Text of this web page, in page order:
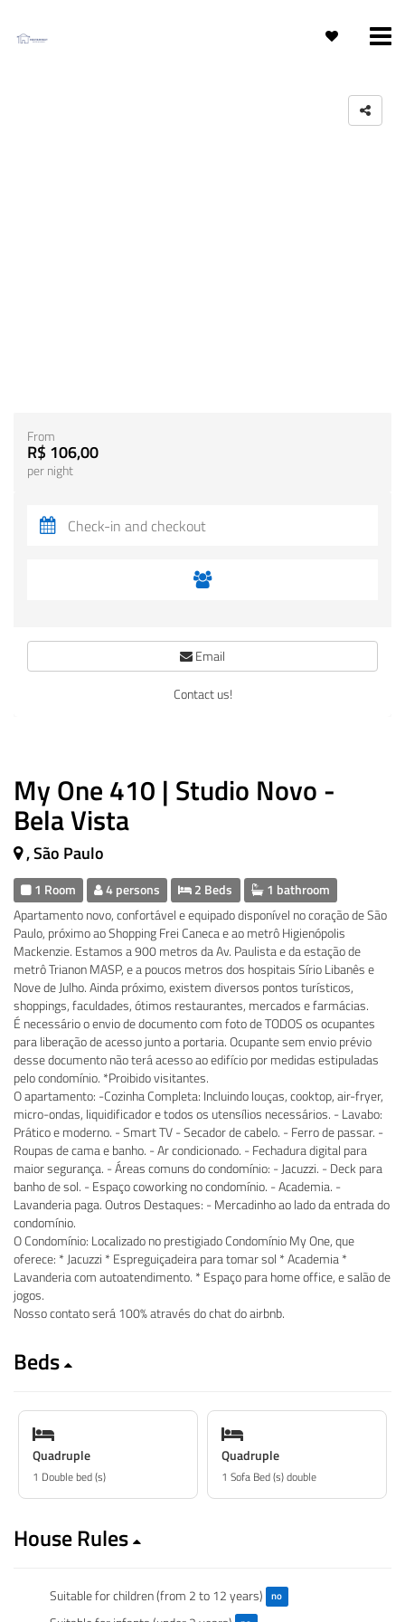
My One 410 | Studio Novo -
Bela Vista
, São Paulo
1 Room 4 persons 2 Beds 1 bathroom
Apartamento novo, confortável e equipado disponível no coração de São
Paulo, próximo ao Shopping Frei Caneca e ao metrô Higienópolis
Mackenzie. Estamos a 900 metros da Av. Paulista e da estação de
metrô Trianon MASP, e a poucos metros dos hospitais Sírio Libanês e
Nove de Julho. Ainda próximo, existem diversos pontos turísticos,
shoppings, faculdades, ótimos restaurantes, mercados e farmácias.
É necessário o envio de documento com foto de TODOS os ocupantes
para liberação de acesso junto a portaria. Ocupante sem envio prévio
desse documento não terá acesso ao edifício por medidas estipuladas
pelo condomínio. *Proibido visitantes.
O apartamento: -Cozinha Completa: Incluindo louças, cooktop, air-fryer,
micro-ondas, liquidificador e todos os utensílios necessários. - Lavabo:
Prático e moderno. - Smart TV - Secador de cabelo. - Ferro de passar. -
Roupas de cama e banho. - Ar condicionado. - Fechadura digital para
maior segurança. - Áreas comuns do condomínio: - Jacuzzi. - Deck para
banho de sol. - Espaço coworking no condomínio. - Academia. -
Lavanderia paga. Outros Destaques: - Mercadinho ao lado da entrada do
condomínio.
O Condomínio: Localizado no prestigiado Condomínio My One, que
oferece: * Jacuzzi * Espreguiçadeira para tomar sol * Academia *
Lavanderia com autoatendimento. * Espaço para home office, e salão de
jogos.
Nosso contato será 100% através do chat do airbnb.
Beds
Quadruple
1 Double bed (s)
Quadruple
1 Sofa Bed (s) double
House Rules
Suitable for children (from 2 to 12 years) no
From
R$ 106,00
per night
Email
Contact us!